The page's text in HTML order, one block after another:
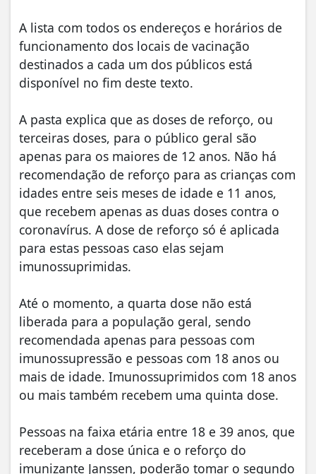
A lista com todos os endereços e horários de
funcionamento dos locais de vacinação
destinados a cada um dos públicos está
disponível no fim deste texto.
A pasta explica que as doses de reforço, ou
terceiras doses, para o público geral são
apenas para os maiores de 12 anos. Não há
recomendação de reforço para as crianças com
idades entre seis meses de idade e 11 anos,
que recebem apenas as duas doses contra o
coronavírus. A dose de reforço só é aplicada
para estas pessoas caso elas sejam
imunossuprimidas.
Até o momento, a quarta dose não está
liberada para a população geral, sendo
recomendada apenas para pessoas com
imunossupressão e pessoas com 18 anos ou
mais de idade. Imunossuprimidos com 18 anos
ou mais também recebem uma quinta dose.
Pessoas na faixa etária entre 18 e 39 anos, que
receberam a dose única e o reforço do
imunizante Janssen, poderão tomar o segundo